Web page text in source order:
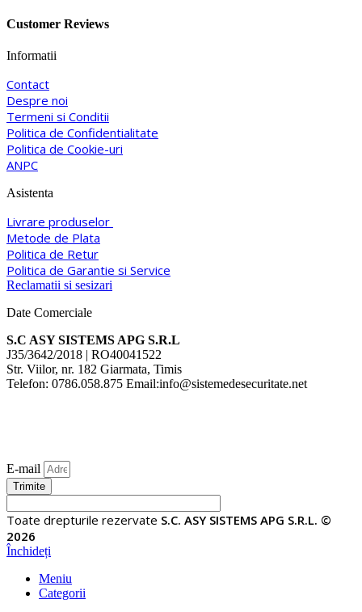
Customer Reviews
Informatii
Contact
Despre noi
Termeni si Conditii
Politica de Confidentialitate
Politica de Cookie-uri
ANPC
Asistenta
Livrare produselor
Metode de Plata
Politica de Retur
Politica de Garantie si Service
Reclamatii si sesizari
Date Comerciale
S.C ASY SISTEMS APG S.R.L
J35/3642/2018 | RO40041522
Str. Viilor, nr. 182 Giarmata, Timis
Telefon: 0786.058.875 Email:info@sistemedesecuritate.net
E-mail
Trimite
Toate drepturile rezervate S.C. ASY SISTEMS APG S.R.L. ©
2026
Închideți
Meniu
Categorii